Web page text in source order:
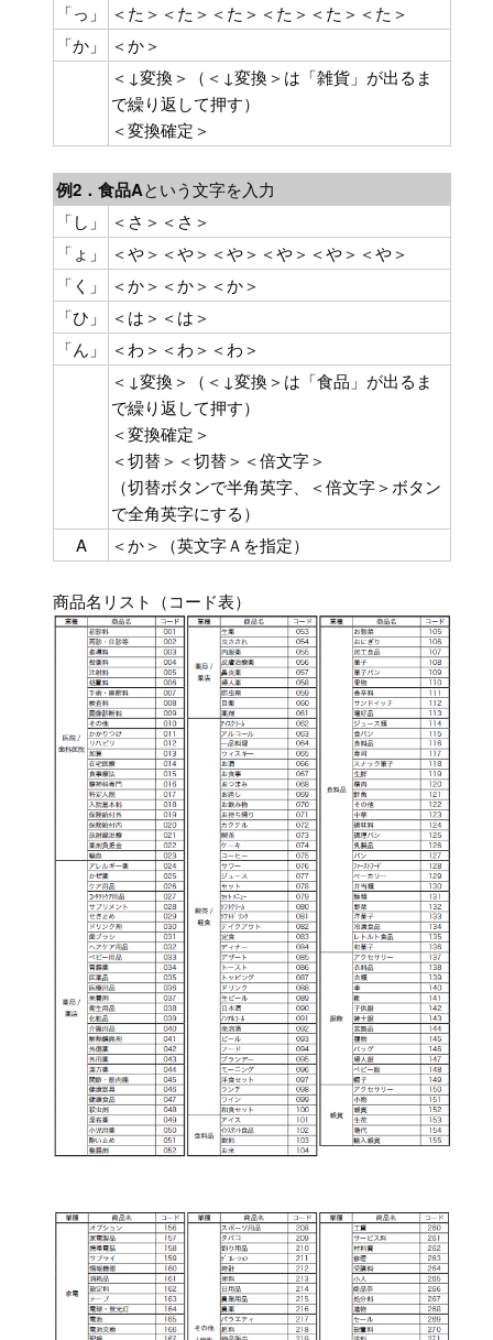
「っ」
＜た＞＜た＞＜た＞＜た＞＜た＞＜た＞
「か」
＜か＞
＜↓変換＞（＜↓変換＞は「雑貨」が出るま
で繰り返して押す）
＜変換確定＞
例2．食品Aという文字を入力
「し」
＜さ＞＜さ＞
「ょ」
＜や＞＜や＞＜や＞＜や＞＜や＞＜や＞
「く」
＜か＞＜か＞＜か＞
「ひ」
＜は＞＜は＞
「ん」
＜わ＞＜わ＞＜わ＞
＜↓変換＞（＜↓変換＞は「食品」が出るま
で繰り返して押す）
＜変換確定＞
＜切替＞＜切替＞＜倍文字＞
（切替ボタンで半角英字、＜倍文字＞ボタン
で全角英字にする）
A
＜か＞（英文字Ａを指定）
商品名リスト（コード表）